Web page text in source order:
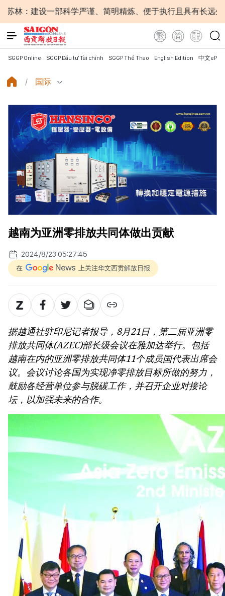
、简明精炼、便于执行且具有长远生命力的党章 苏林
SGGP Online SGGP Đầu tư Tài chính SGGP Thể Thao English Edition 中文
国际
越南为亚洲零排放共同体做出贡献
2024/8/23 05:27:45
在 上关注华文西贡解放日报
据越通社驻印尼记者报导，8月21日，第二届亚洲零
排放共同体(AZEC)部长级会议在雅加达举行。包括
越南在内的亚洲零排放共同体11个成员国代表出席会
议。会议讨论各国为实现净零排放目标所做的努力，
鼓励各经营单位参与脱碳工作，并召开企业对接论
坛，以加强未来的合作。